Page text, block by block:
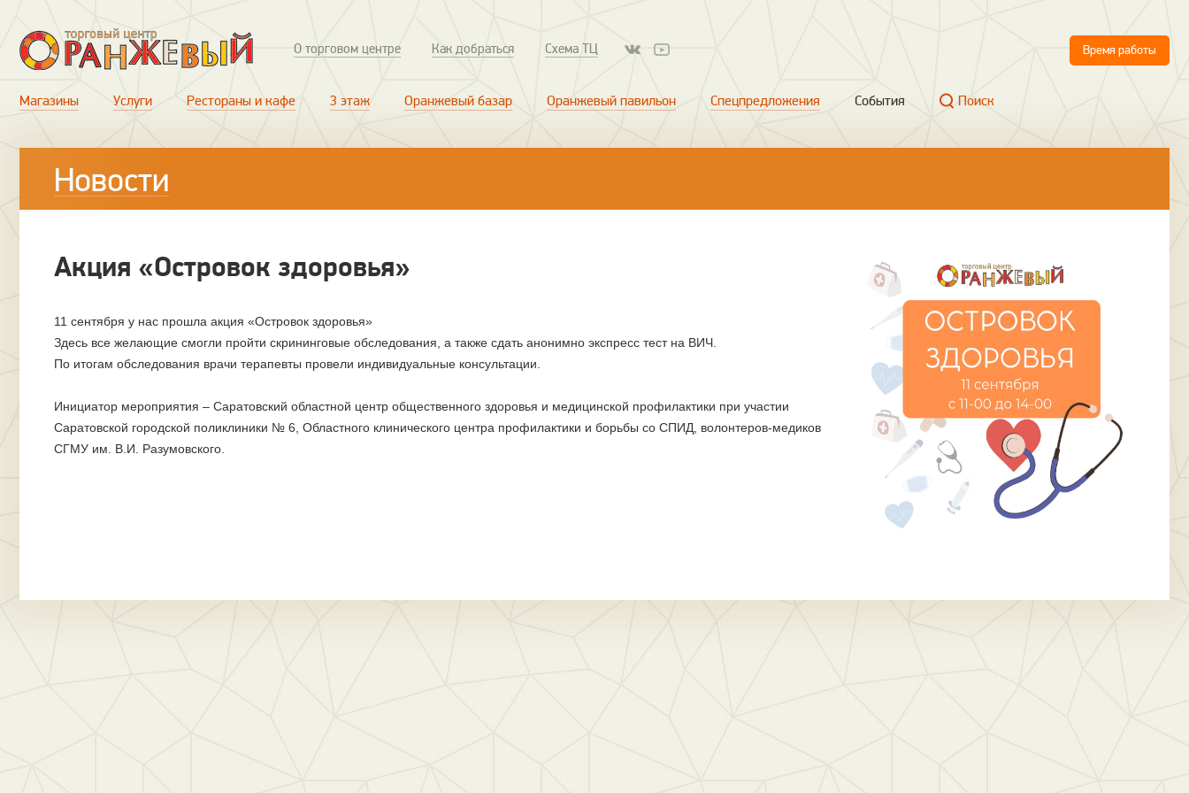
О торговом центре Как добраться Схема ТЦ Время работы
Магазины Услуги Рестораны и кафе 3 этаж Оранжевый базар Оранжевый павильон Спецпредложения События Поиск
Новости
Акция «Островок здоровья»
11 сентября у нас прошла акция «Островок здоровья»
Здесь все желающие смогли пройти скрининговые обследования, а также сдать анонимно экспресс тест на ВИЧ.
По итогам обследования врачи терапевты провели индивидуальные консультации.
Инициатор мероприятия – Саратовский областной центр общественного здоровья и медицинской профилактики при участии
Саратовской городской поликлиники № 6, Областного клинического центра профилактики и борьбы со СПИД, волонтеров-медиков
СГМУ им. В.И. Разумовского.